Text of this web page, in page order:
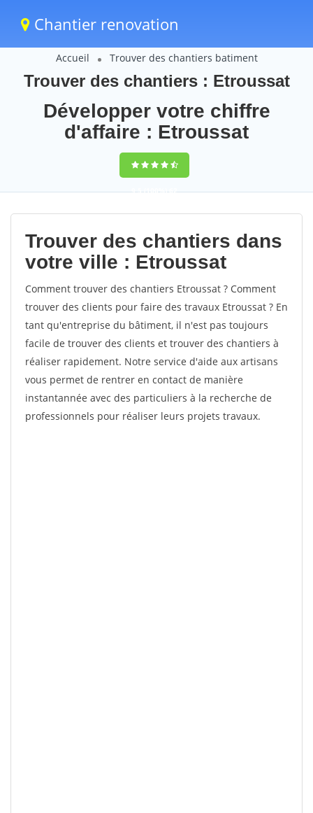
Chantier renovation
Accueil Trouver des chantiers batiment
Trouver des chantiers : Etroussat
Développer votre chiffre
d'affaire : Etroussat
9,5(100%)62
votes
Trouver des chantiers dans
votre ville : Etroussat
Comment trouver des chantiers Etroussat ? Comment
trouver des clients pour faire des travaux Etroussat ? En
tant qu'entreprise du bâtiment, il n'est pas toujours
facile de trouver des clients et trouver des chantiers à
réaliser rapidement. Notre service d'aide aux artisans
vous permet de rentrer en contact de manière
instantannée avec des particuliers à la recherche de
professionnels pour réaliser leurs projets travaux.